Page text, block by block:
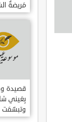
مَريضةٌ
العوام
قصيدة
بِعَيني
وتبسّمَت
العوام